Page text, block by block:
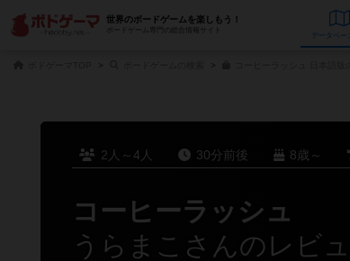
世界のボードゲームを楽しもう！
ボードゲーム専門の総合情報サイト
2人～4人 30分前後 8歳～
コーヒーラッシュ
うらまこさんのレビ